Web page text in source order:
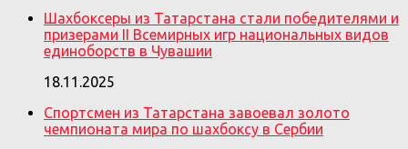
Шахбоксеры из Татарстана стали победителями и
призерами II Всемирных игр национальных видов
единоборств в Чувашии
18.11.2025
Спортсмен из Татарстана завоевал золото
чемпионата мира по шахбоксу в Сербии